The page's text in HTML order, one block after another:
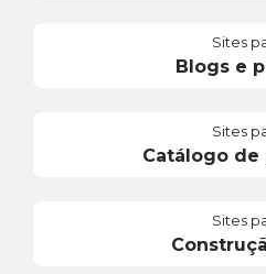
Sites
Blogs e
Sites
Catálogo
Sites